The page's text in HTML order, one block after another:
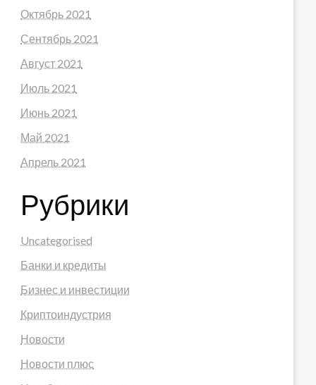
Октябрь 2021
Сентябрь 2021
Август 2021
Июль 2021
Июнь 2021
Май 2021
Апрель 2021
Рубрики
Uncategorised
Банки и кредиты
Бизнес и инвестиции
Криптоиндустрия
Новости
Новости плюс